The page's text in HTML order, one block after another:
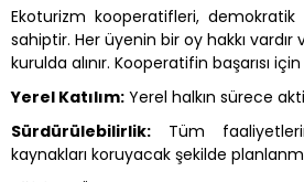
Ekoturizm kooperatifleri, demokratik
sahiptir. Her üyenin bir oy hakkı
kurulda alınır. Kooperatifin başarısı
Yerel Katılım: Yerel halkın sürece
Sürdürülebilirlik: Tüm
kaynakları koruyacak şekilde